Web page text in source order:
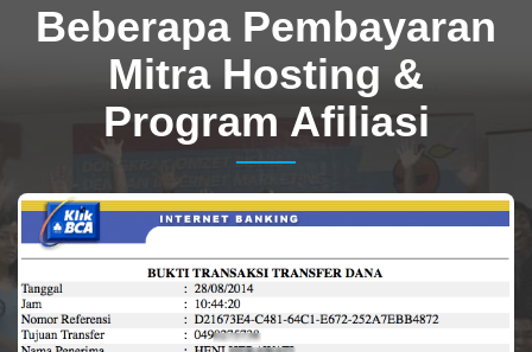
Beberapa Pembayaran
Mitra Hosting &
Program Afiliasi